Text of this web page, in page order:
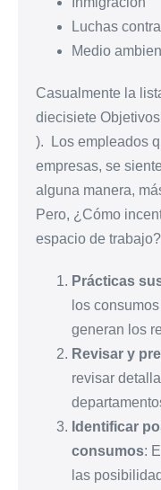
Luchas
Medio
Casualmente la
diecisiete
). Los empleados
empresas, se
alguna manera,
Pero, ¿Cómo
espacio de
Prácticas
los
generan los
Revisar y
revisar
Identificar
consumos:
las